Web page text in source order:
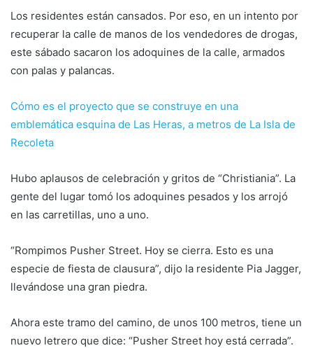
Los residentes están cansados. Por eso, en un intento por
recuperar la calle de manos de los vendedores de drogas,
este sábado sacaron los adoquines de la calle, armados
con palas y palancas.
Cómo es el proyecto que se construye en una
emblemática esquina de Las Heras, a metros de La Isla de
Recoleta
Hubo aplausos de celebración y gritos de “Christiania”. La
gente del lugar tomó los adoquines pesados y los arrojó
en las carretillas, uno a uno.
“Rompimos Pusher Street. Hoy se cierra. Esto es una
especie de fiesta de clausura”, dijo la residente Pia Jagger,
llevándose una gran piedra.
Ahora este tramo del camino, de unos 100 metros, tiene un
nuevo letrero que dice: “Pusher Street hoy está cerrada”.